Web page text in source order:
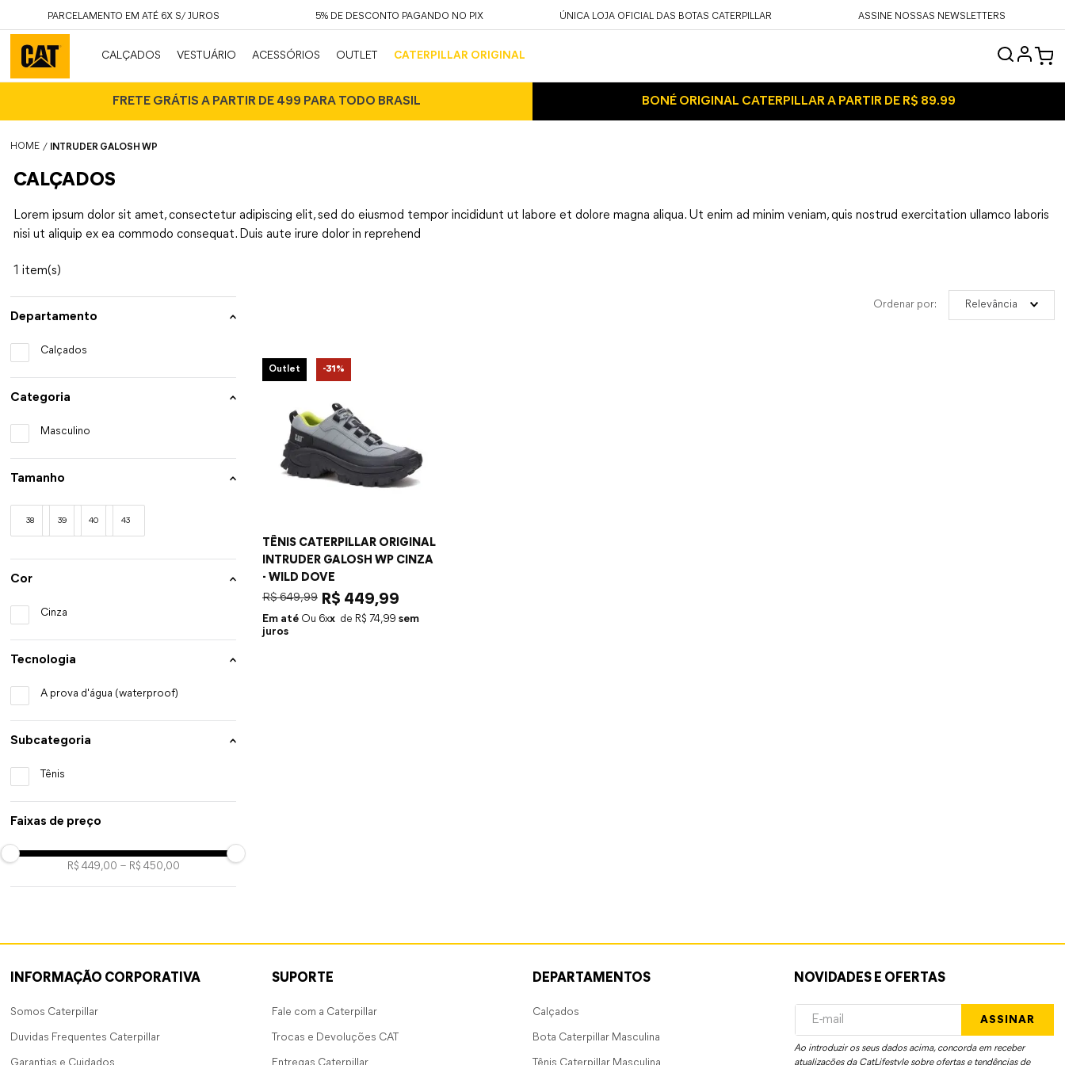
PARCELAMENTO EM ATÉ 6X S/ JUROS 5% DE DESCONTO PAGANDO NO PIX ÚNICA LOJA OFICIAL DAS BOTAS CATERPILLAR ASSINE NOSSAS NEWSLETTERS
CALÇADOS VESTUÁRIO ACESSÓRIOS OUTLET CATERPILLAR ORIGINAL
FRETE GRÁTIS A PARTIR DE 499 PARA TODO BRASIL BONÉ ORIGINAL CATERPILLAR A PARTIR DE R$ 89.99
INTRUDER GALOSH WP
CALÇADOS
Lorem ipsum dolor sit amet, consectetur adipiscing elit, sed do eiusmod tempor incididunt ut labore et dolore magna aliqua. Ut enim ad minim veniam, quis nostrud exercitation ullamco laboris
nisi ut aliquip ex ea commodo consequat. Duis aute irure dolor in reprehend
1
Departamento
Calçados
Categoria
Masculino
Tamanho
38 39 40 43
Cor
Cinza
Tecnologia
A prova d'água (waterproof)
Subcategoria
Tênis
Faixas de preço
R$ 449,00 – R$ 450,00
Relevância
Outlet -31%
TÊNIS CATERPILLAR ORIGINAL
INTRUDER GALOSH WP CINZA
- WILD DOVE
R$ 649,99 R$ 449,99
Em até 6 x R$ 74,99 sem
juros
INFORMAÇÃO CORPORATIVA
Somos Caterpillar
Duvidas Frequentes Caterpillar
SUPORTE
Fale com a Caterpillar
Trocas e Devoluções CAT
DEPARTAMENTOS
Calçados
Bota Caterpillar Masculina
NOVIDADES E OFERTAS
ASSINAR
Ao introduzir os seus dados acima, concorda em receber
atualizações da CatLifestyle sobre ofertas e tendências de